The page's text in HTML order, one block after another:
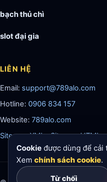
bạch thủ chì
slot đại gia
LIÊN HỆ
Email: support@789alo.com
Hotline: 0906 834 157
Website: 789alo.com
Sitemap XML·Sitemap HTML
Cookie được dùng để cải
Xem chính sách cookie.
Từ chối